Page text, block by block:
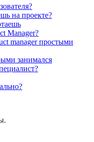
на проекте?
Manager?
manager простыми
занимался